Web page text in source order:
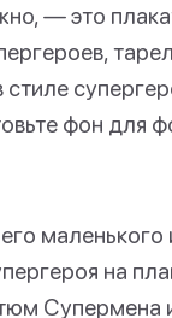
— это
стиле
фон для
маленького
на
Супермена